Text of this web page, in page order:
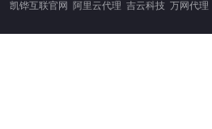
凯铧互联官网
阿里云代理 吉云科技 万网代理